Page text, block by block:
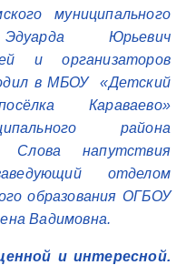
муниципального
Юрьевич
и организаторов
в МБОУ «Детский
Караваево»
района
Слова напутствия
отделом
образования ОГБОУ
Вадимовна.
и интересной.